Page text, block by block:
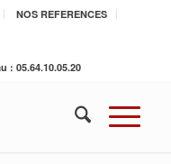
NOS REFERENCES
: 05.64.10.05.20